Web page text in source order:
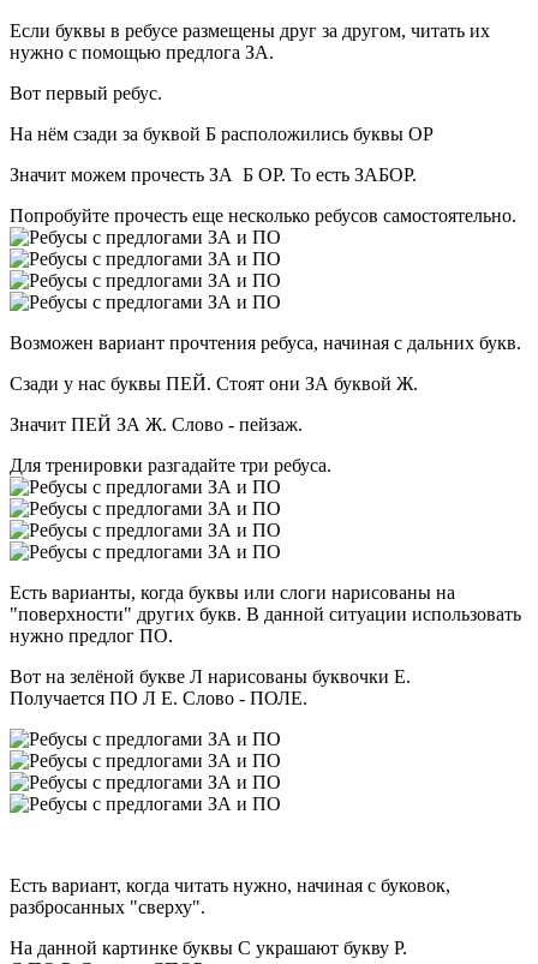
Если буквы в ребусе размещены друг за другом, читать их
нужно с помощью предлога ЗА.
Вот первый ребус.
На нём сзади за буквой Б расположились буквы ОР
Значит можем прочесть ЗА Б ОР. То есть ЗАБОР.
Попробуйте прочесть еще несколько ребусов самостоятельно.
Возможен вариант прочтения ребуса, начиная с дальних букв.
Сзади у нас буквы ПЕЙ. Стоят они ЗА буквой Ж.
Значит ПЕЙ ЗА Ж. Слово - пейзаж.
Для тренировки разгадайте три ребуса.
Есть варианты, когда буквы или слоги нарисованы на
"поверхности" других букв. В данной ситуации использовать
нужно предлог ПО.
Вот на зелёной букве Л нарисованы буквочки Е.
Получается ПО Л Е. Слово - ПОЛЕ.
Есть вариант, когда читать нужно, начиная с буковок,
разбросанных "сверху".
На данной картинке буквы С украшают букву Р.